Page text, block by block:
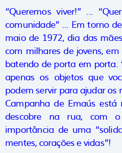
“Queremos viver!” ...
comunidade” ... Em torno
maio de 1972, dia das
com milhares de jovens,
batendo de porta em porta.
apenas os objetos que
podem servir para ajudar os
Campanha de Emaús
descobre na rua, com
importância de uma
mentes, corações e vidas”!